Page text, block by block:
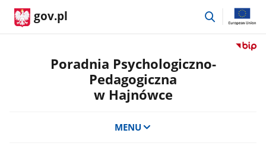
gov.pl
przejdź
Przejdź
Poradnia Psychologiczno-
Pedagogiczna
w Hajnówce
MENU